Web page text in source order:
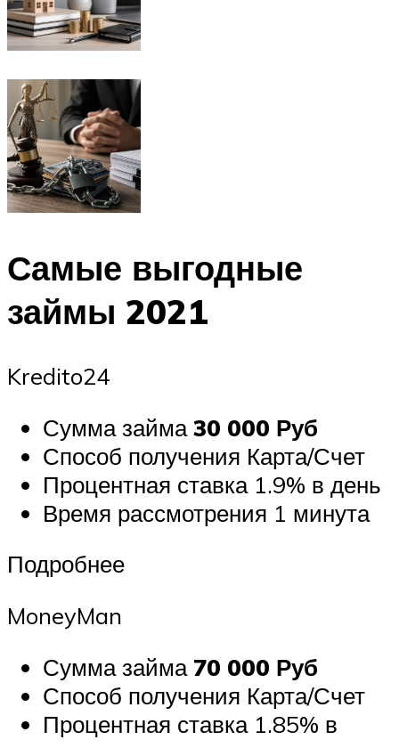
Самые выгодные
займы 2021
Kredito24
Сумма займа30 000 Руб
Способ получения Карта/Счет
Процентная ставка 1.9% в день
Время рассмотрения 1 минута
Подробнее
MoneyMan
Сумма займа 70 000 Руб
Способ получения Карта/Счет
Процентная ставка 1.85% в